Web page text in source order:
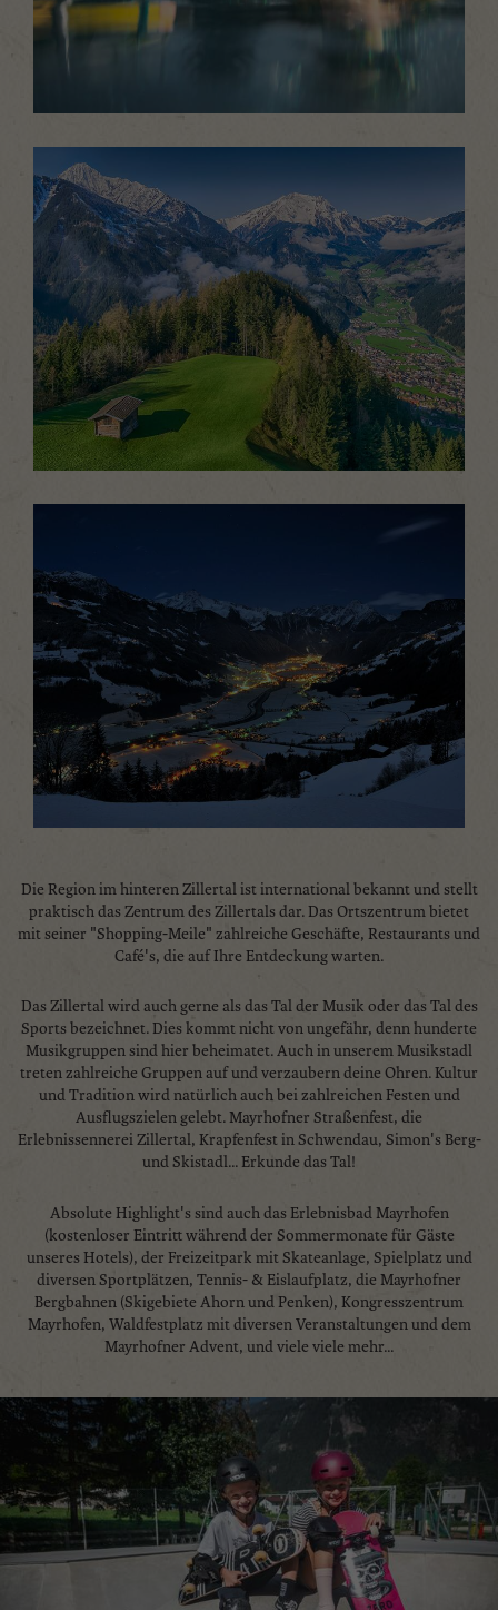
Die Region im hinteren Zillertal ist international bekannt und stellt
praktisch das Zentrum des Zillertals dar. Das Ortszentrum bietet
mit seiner "Shopping-Meile" zahlreiche Geschäfte, Restaurants und
Café's, die auf Ihre Entdeckung warten.
Das Zillertal wird auch gerne als das Tal der Musik oder das Tal des
Sports bezeichnet. Dies kommt nicht von ungefähr, denn hunderte
Musikgruppen sind hier beheimatet. Auch in unserem Musikstadl
treten zahlreiche Gruppen auf und verzaubern deine Ohren. Kultur
und Tradition wird natürlich auch bei zahlreichen Festen und
Ausflugszielen gelebt. Mayrhofner Straßenfest, die
Erlebnissennerei Zillertal, Krapfenfest in Schwendau, Simon's Berg-
und Skistadl... Erkunde das Tal!
Absolute Highlight's sind auch das Erlebnisbad Mayrhofen
(kostenloser Eintritt während der Sommermonate für Gäste
unseres Hotels), der Freizeitpark mit Skateanlage, Spielplatz und
diversen Sportplätzen, Tennis- & Eislaufplatz, die Mayrhofner
Bergbahnen (Skigebiete Ahorn und Penken), Kongresszentrum
Mayrhofen, Waldfestplatz mit diversen Veranstaltungen und dem
Mayrhofner Advent, und viele viele mehr...